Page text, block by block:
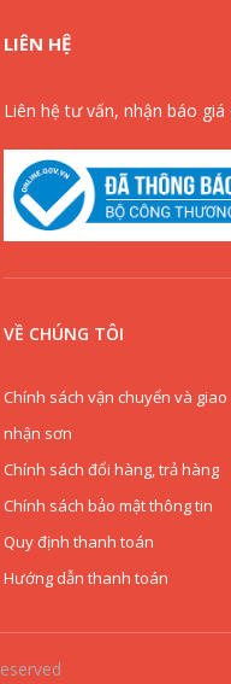
LIÊN HỆ
Liên hệ tư vấn, nhận báo giá
VỀ CHÚNG TÔI
Chính sách vận chuyển và giao
nhận sơn
Chính sách đổi hàng, trả hàng
Chính sách bảo mật thông tin
Quy định thanh toán
Hướng dẫn thanh toán